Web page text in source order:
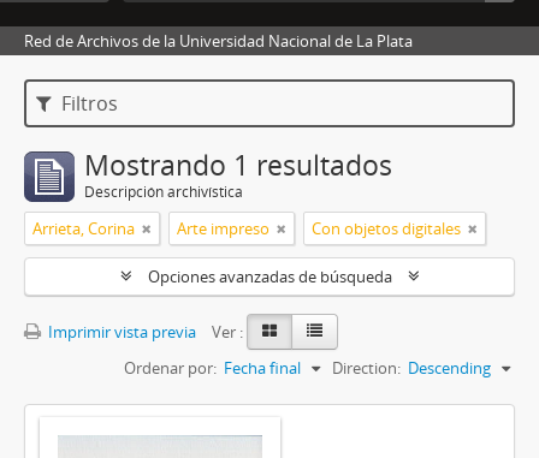
Red de Archivos de la Universidad Nacional de La Plata
Filtros
Mostrando 1 resultados
Descripción archivística
Arrieta, Corina Arte impreso Con objetos digitales
Opciones avanzadas de búsqueda
Imprimir vista previa
Ver :
Ordenar por: Fecha final Direction: Descending